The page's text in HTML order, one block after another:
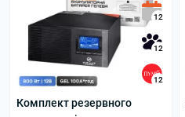
12
12
12
Комплект резервного